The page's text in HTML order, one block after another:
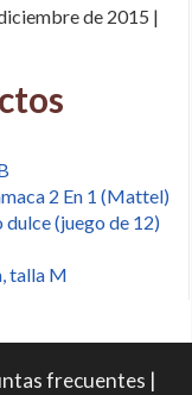
de 2015 |
2 En 1 (Mattel)
(juego de 12)
talla M
frecuentes |